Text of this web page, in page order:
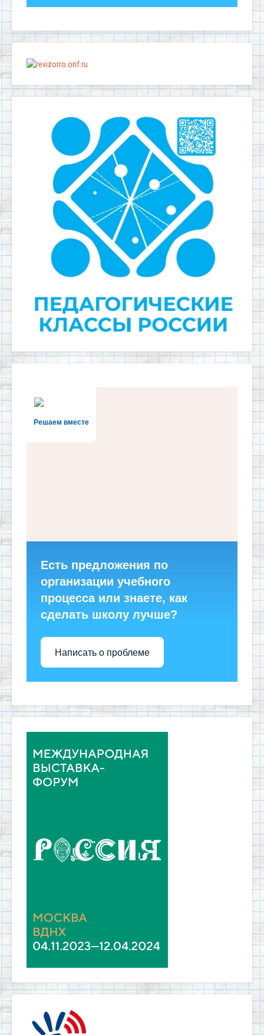
Решаем вместе
Есть предложения по
организации учебного
процесса или знаете, как
сделать школу лучше?
Написать о проблеме